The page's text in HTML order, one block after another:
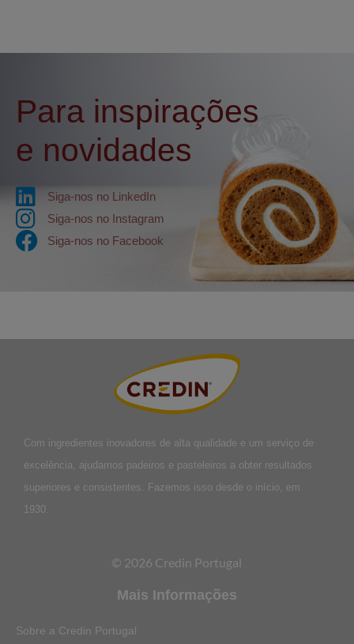
Para inspirações
e novidades
Siga-nos no LinkedIn
Siga-nos no Instagram
Siga-nos no Facebook
Com ingredientes inovadores de alta qualidade e um serviço de
excelência, ajudamos padeiros e pasteleiros a obter resultados
superiores e consistentes. Fazemos isso desde o início, em
1930.
© 2026 Credin Portugal
Mais Informações
Sobre a Credin Portugal